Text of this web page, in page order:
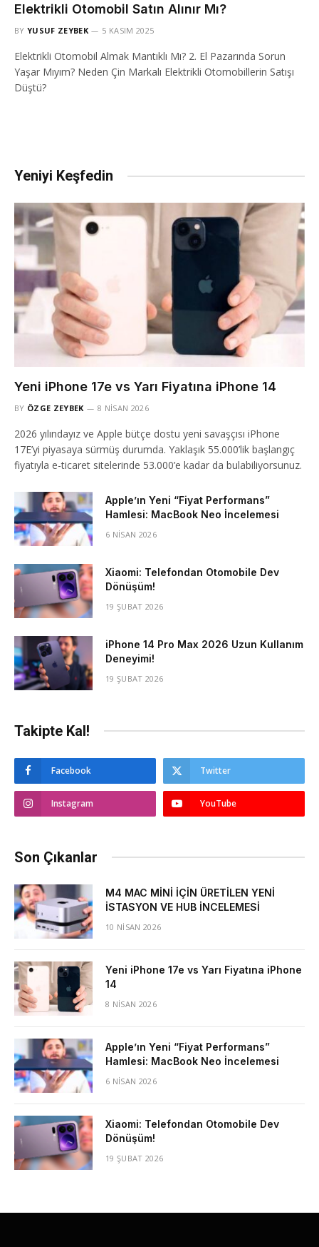
Elektrikli Otomobil Satın Alınır Mı?
BY YUSUF ZEYBEK 5 KASIM 2025
Elektrikli Otomobil Almak Mantıklı Mı? 2. El Pazarında Sorun
Yaşar Mıyım? Neden Çin Markalı Elektrikli Otomobillerin Satışı
Düştü?
Yeniyi Keşfedin
Yeni iPhone 17e vs Yarı Fiyatına iPhone 14
BY ÖZGE ZEYBEK 8 NISAN 2026
2026 yılındayız ve Apple bütçe dostu yeni savaşçısı iPhone
17E’yi piyasaya sürmüş durumda. Yaklaşık 55.000’lik başlangıç
fiyatıyla e-ticaret sitelerinde 53.000’e kadar da bulabiliyorsunuz.
Apple’ın Yeni “Fiyat Performans”
Hamlesi: MacBook Neo İncelemesi
6 NISAN 2026
Xiaomi: Telefondan Otomobile Dev
Dönüşüm!
19 ŞUBAT 2026
iPhone 14 Pro Max 2026 Uzun Kullanım
Deneyimi!
19 ŞUBAT 2026
Takipte Kal!
Facebook Twitter
Instagram YouTube
Son Çıkanlar
M4 MAC MİNİ İÇİN ÜRETİLEN YENİ
İSTASYON VE HUB İNCELEMESİ
10 NISAN 2026
Yeni iPhone 17e vs Yarı Fiyatına iPhone
14
8 NISAN 2026
Apple’ın Yeni “Fiyat Performans”
Hamlesi: MacBook Neo İncelemesi
6 NISAN 2026
Xiaomi: Telefondan Otomobile Dev
Dönüşüm!
19 ŞUBAT 2026